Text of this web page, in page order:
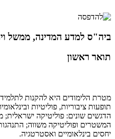
ביה"ס למדע המדינה, ממשל
תואר ראשון
מטרת הלימודים היא להקנות
תופעות ציבוריות, פוליטיות
הדגשים שונים: פוליטיקה ישראלית;
המשטרים ופוליטיקה משווה;
יחסים בינלאומיים ואסטרטגיה.